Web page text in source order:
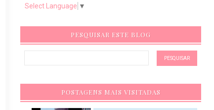
Select Language ▼
PESQUISAR ESTE BLOG
POSTAGENS MAIS VISITADAS